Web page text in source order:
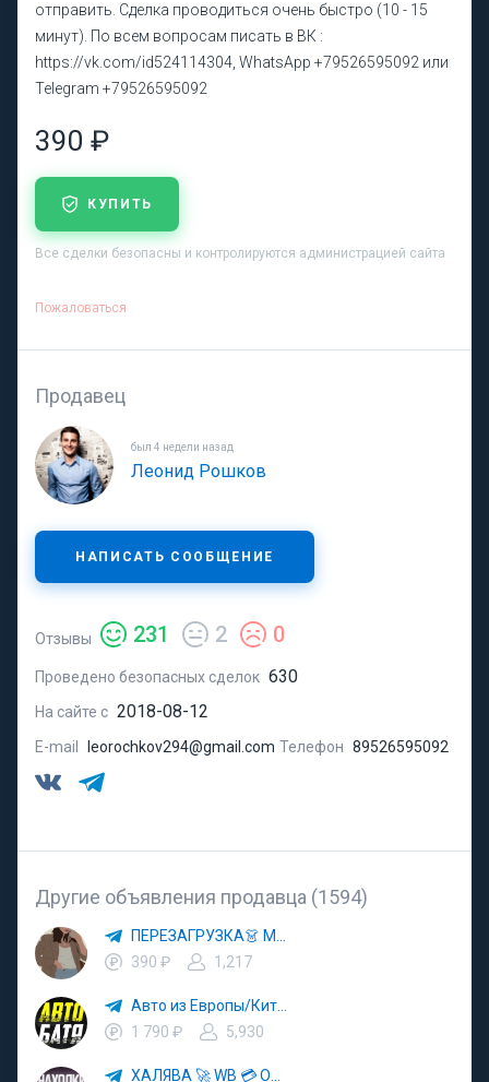
отправить. Сделка проводиться очень быстро (10 - 15
минут). По всем вопросам писать в ВК :
https://vk.com/id524114304, WhatsApp +79526595092 или
Telegram +79526595092
390 ₽
КУПИТЬ
Все сделки безопасны и контролируются администрацией сайта
Пожаловаться
Продавец
был 4 недели назад
Леонид Рошков
НАПИСАТЬ СООБЩЕНИЕ
Отзывы 231 2 0
Проведено безопасных сделок 630
На сайте с 2018-08-12
E-mail leorochkov294@gmail.com Телефон 89526595092
Другие объявления продавца (1594)
390 ₽
1,217
1 790 ₽
5,930